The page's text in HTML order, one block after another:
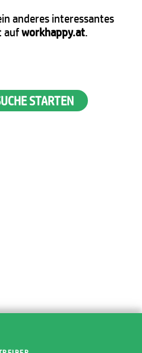
anderes interessantes
aufworkhappy.at.
STARTEN